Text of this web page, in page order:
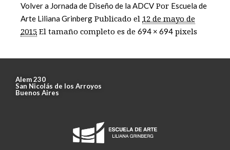
Volver a Jornada de Diseño de la ADCV Por Escuela de
Arte Liliana Grinberg Publicado el 12 de mayo de
2015 El tamaño completo es de 694 × 694 pixels
Alem 230
San Nicolás de los Arroyos
Buenos Aires